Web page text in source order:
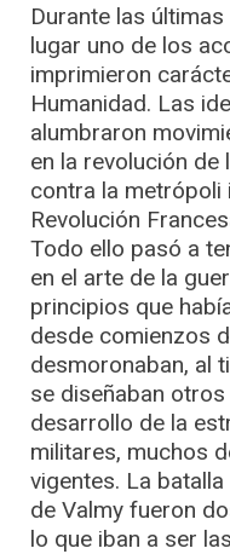
Durante las
lugar uno de los
imprimieron
Humanidad. Las
alumbraron
en la revolución de
contra la metrópoli
Revolución
Todo ello pasó a
en el arte de la
principios que
desde comienzos
desmoronaban, al
se diseñaban
desarrollo de la
militares, muchos
vigentes. La
de Valmy fueron
lo que iban a ser